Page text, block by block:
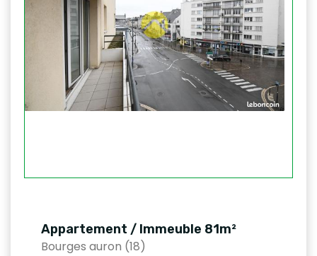
Appartement / Immeuble 81m²
Bourges auron (18)